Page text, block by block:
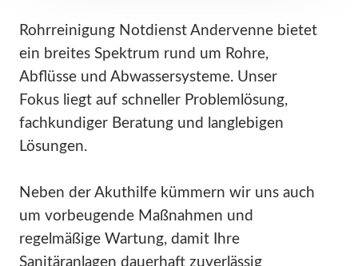
Rohrreinigung Notdienst Andervenne bietet
ein breites Spektrum rund um Rohre,
Abflüsse und Abwassersysteme. Unser
Fokus liegt auf schneller Problemlösung,
fachkundiger Beratung und langlebigen
Lösungen.
Neben der Akuthilfe kümmern wir uns auch
um vorbeugende Maßnahmen und
regelmäßige Wartung, damit Ihre
Sanitäranlagen dauerhaft zuverlässig